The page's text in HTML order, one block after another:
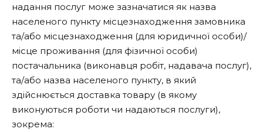
надання послуг може зазначатися як назва
населеного пункту місцезнаходження замовника
та/або місцезнаходження (для юридичної особи)/
місце проживання (для фізичної особи)
постачальника (виконавця робіт, надавача послуг),
та/або назва населеного пункту, в який
здійснюється доставка товару (в якому
виконуються роботи чи надаються послуги),
зокрема: